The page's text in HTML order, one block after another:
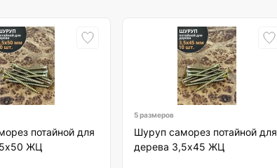
потайной для
ЖЦ
5 размеров
Шуруп саморез потайной для
дерева 3,5х45 ЖЦ